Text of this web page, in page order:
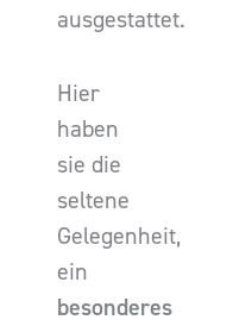
ausgestattet.
Hier
haben
sie die
seltene
Gelegenheit,
ein
besonderes